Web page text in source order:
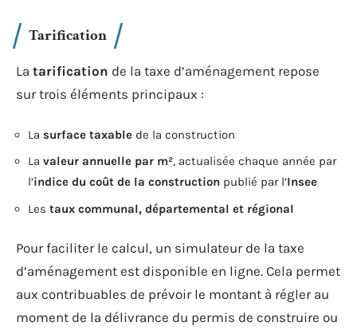
Tarification
La tarification de la taxe d’aménagement repose
sur trois éléments principaux :
La surface taxable de la construction
La valeur annuelle par m², actualisée chaque année par
l’indice du coût de la construction publié par l’Insee
Les taux communal, départemental et régional
Pour faciliter le calcul, un simulateur de la taxe
d’aménagement est disponible en ligne. Cela permet
aux contribuables de prévoir le montant à régler au
moment de la délivrance du permis de construire ou